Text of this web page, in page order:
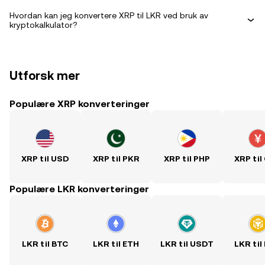
Hvordan kan jeg konvertere XRP til LKR ved bruk av
kryptokalkulator?
Utforsk mer
Populære XRP konverteringer
XRP til USD XRP til PKR XRP til PHP XRP til
Populære LKR konverteringer
LKR til BTC LKR til ETH LKR til USDT LKR til